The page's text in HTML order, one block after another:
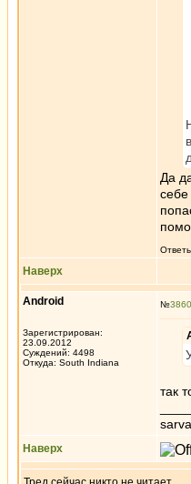
Да
Наверх
Android
Зарегистрирован:
23.09.2012
Суждений: 4498
Откуда: South Indiana
№
так
Наверх